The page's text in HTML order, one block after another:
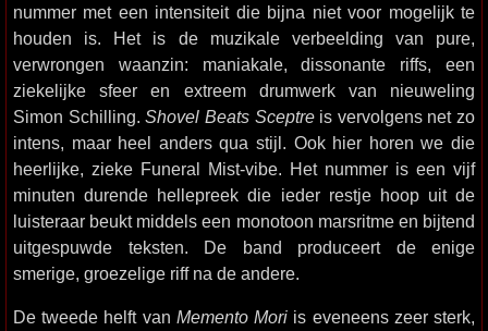
nummer met een intensiteit die bijna niet voor mogelijk te
houden is. Het is de muzikale verbeelding van pure,
verwrongen waanzin: maniakale, dissonante riffs, een
ziekelijke sfeer en extreem drumwerk van nieuweling
Simon Schilling.Shovel Beats Sceptreis vervolgens net zo
intens, maar heel anders qua stijl. Ook hier horen we die
heerlijke, zieke Funeral Mist-vibe. Het nummer is een vijf
minuten durende hellepreek die ieder restje hoop uit de
luisteraar beukt middels een monotoon marsritme en bijtend
uitgespuwde teksten. De band produceert de enige
smerige, groezelige riff na de andere.
De tweede helft van Memento Mori is eveneens zeer sterk,